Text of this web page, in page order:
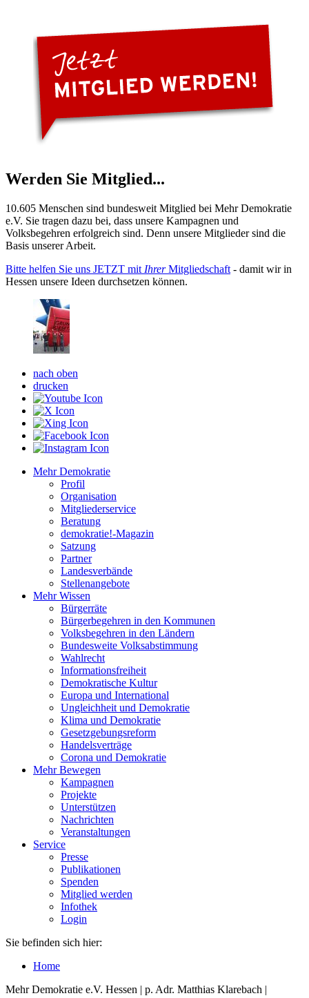
Werden Sie Mitglied...
10.605 Menschen sind bundesweit Mitglied bei Mehr Demokratie
e.V. Sie tragen dazu bei, dass unsere Kampagnen und
Volksbegehren erfolgreich sind. Denn unsere Mitglieder sind die
Basis unserer Arbeit.
Bitte helfen Sie uns JETZT mit IhrerMitgliedschaft - damit wir in
Hessen unsere Ideen durchsetzen können.
nach oben
drucken
Mehr Demokratie
Profil
Organisation
Mitgliederservice
Beratung
demokratie!-Magazin
Satzung
Partner
Landesverbände
Stellenangebote
Mehr Wissen
Bürgerräte
Bürgerbegehren in den Kommunen
Volksbegehren in den Ländern
Bundesweite Volksabstimmung
Wahlrecht
Informationsfreiheit
Demokratische Kultur
Europa und International
Ungleichheit und Demokratie
Klima und Demokratie
Gesetzgebungsreform
Handelsverträge
Corona und Demokratie
Mehr Bewegen
Kampagnen
Projekte
Unterstützen
Nachrichten
Veranstaltungen
Service
Presse
Publikationen
Spenden
Mitglied werden
Infothek
Login
Sie befinden sich hier:
Home
Mehr Demokratie e.V. Hessen | p. Adr. Matthias Klarebach |